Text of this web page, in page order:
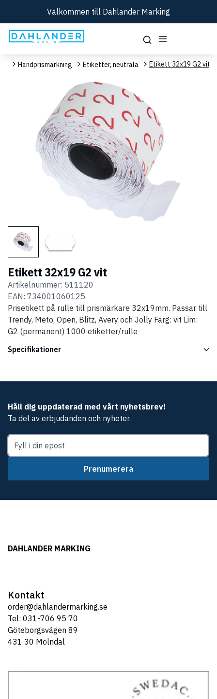
Välkommen till Dahlander Marking
Handprismärkning Etiketter, neutrala Etikett 32x19 G2 vit
Etikett 32x19 G2 vit
Artikelnummer: 511120
EAN: 734001060125
Prisetikett på rulle till prismärkare 32x19mm. Passar till
Trendy, Meto, Open, Blitz, Avery och Jolly Färg: vit Lim:
G2 (permanent) 1000 etiketter/rulle
Specifikationer
Håll dig uppdaterad med vårt nyhetsbrev!
Ta del av erbjudanden och nyheter.
Prenumerera
DAHLANDER MARKING
Kontakt
order@dahlandermarking.se
Tel: 031-706 95 70
Göteborgsvägen 89
431 30 Mölndal